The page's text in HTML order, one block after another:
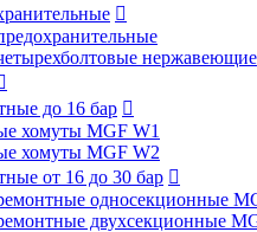

нержавеющие
до 16 бар 
хомуты MGF W1
хомуты MGF W2
от 16 до 30 бар 
односекционные
двухсекционные